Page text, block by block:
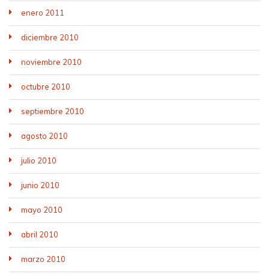
enero 2011
diciembre 2010
noviembre 2010
octubre 2010
septiembre 2010
agosto 2010
julio 2010
junio 2010
mayo 2010
abril 2010
marzo 2010